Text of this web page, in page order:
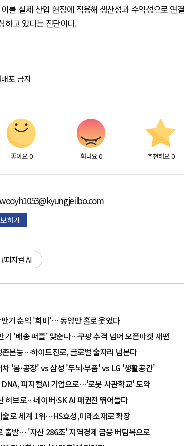
를 실제 산업 현장에 적용해 생산성과 수익성으로 연
하고 있다는 진단이다.
포 금지
좋아요 0 화나요 0 추천해요 0
wooyh1053@kyungjeilbo.com
하기
#피지컬 AI
기 순익 '희비'… 동양만 홀로 웃었다
기 '배송 퍼즐' 맞춘다…쿠팡 추격 넘어 오픈마켓 재편
본능…하이트진로, 글로벌 술자리 넘본다
'몸·공장' vs 삼성 '두뇌·부품' vs LG '생활공간'
피지컬AI 기업으로…'로봇 사관학교' 도약
허브로…네이버·SK AI 패권전 뛰어들다
로 세계 1위…HS효성,미래소재로 확장
출발… '자산 286조' 지역경제 금융 버팀목으로